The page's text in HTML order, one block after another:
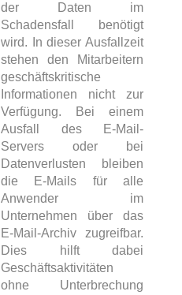
der Daten im
Schadensfall benötigt
wird. In dieser Ausfallzeit
stehen den Mitarbeitern
geschäftskritische
Informationen nicht zur
Verfügung. Bei einem
Ausfall des E-Mail-
Servers oder bei
Datenverlusten bleiben
die E-Mails für alle
Anwender im
Unternehmen über das
E-Mail-Archiv zugreifbar.
Dies hilft dabei
Geschäftsaktivitäten
ohne Unterbrechung